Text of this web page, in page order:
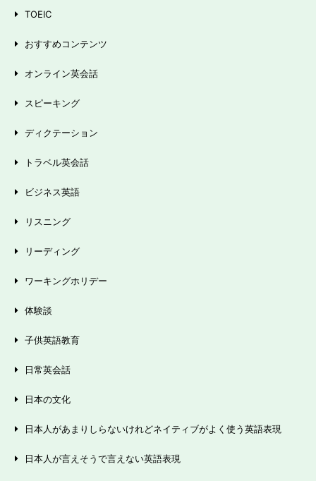
TOEIC
おすすめコンテンツ
オンライン英会話
スピーキング
ディクテーション
トラベル英会話
ビジネス英語
リスニング
リーディング
ワーキングホリデー
体験談
子供英語教育
日常英会話
日本の文化
日本人があまりしらないけれどネイティブがよく使う英語表現
日本人が言えそうで言えない英語表現